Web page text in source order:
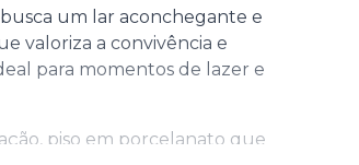
um lar aconchegante e
valoriza a convivência e
para momentos de lazer e
piso em porcelanato que